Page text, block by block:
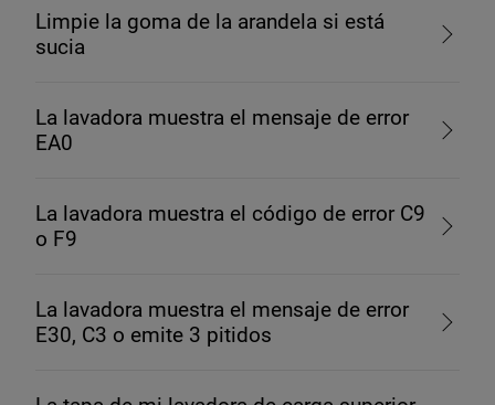
Limpie la goma de la arandela si está
sucia
La lavadora muestra el mensaje de error
EA0
La lavadora muestra el código de error C9
o F9
La lavadora muestra el mensaje de error
E30, C3 o emite 3 pitidos